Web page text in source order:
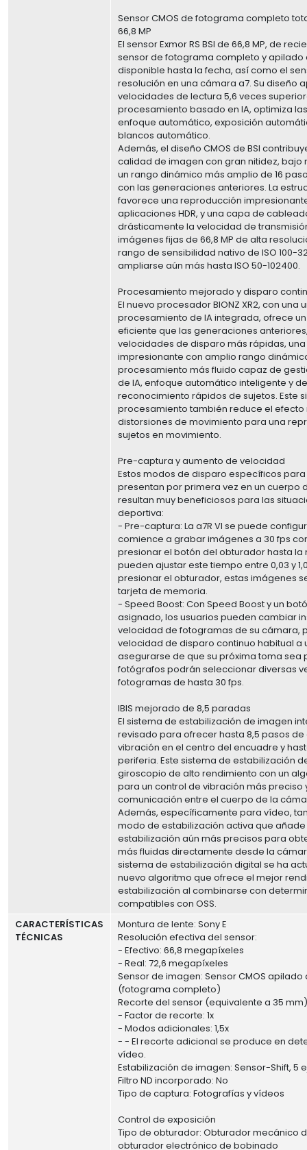
Sensor CMOS de fotograma completo
66,8 MP
El sensor Exmor RS BSI de 66,8 MP, de
sensor de fotograma completo y apilado
disponible hasta la fecha, así como el
resolución en una cámara a7. Su diseño
velocidades de lectura 5,6 veces
procesamiento basado en IA, optimiza
enfoque automático, exposición
blancos automático.
Además, el diseño CMOS de BSI
calidad de imagen con gran nitidez, bajo
un rango dinámico más amplio de 16
con las generaciones anteriores. La
favorece una reproducción
aplicaciones HDR, y una capa de
drásticamente la velocidad de
imágenes fijas de 66,8 MP de alta
rango de sensibilidad nativo de ISO 100-
ampliarse aún más hasta ISO 50-102400.
Procesamiento mejorado y disparo
El nuevo procesador BIONZ XR2, con una
procesamiento de IA integrada, ofrece
eficiente que las generaciones
velocidades de disparo más rápidas,
impresionante con amplio rango
procesamiento más fluido capaz de
de IA, enfoque automático inteligente y
reconocimiento rápidos de sujetos. Este
procesamiento también reduce el efecto
distorsiones de movimiento para una
sujetos en movimiento.
Pre-captura y aumento de velocidad
Estos modos de disparo específicos
presentan por primera vez en un cuerpo
resultan muy beneficiosos para las
deportiva:
- Pre-captura: La a7R VI se puede
comience a grabar imágenes a 30 fps
presionar el botón del obturador hasta la
pueden ajustar este tiempo entre 0,03 y
presionar el obturador, estas imágenes
tarjeta de memoria.
- Speed Boost: Con Speed Boost y un
asignado, los usuarios pueden cambiar
velocidad de fotogramas de su cámara,
velocidad de disparo continuo habitual a
asegurarse de que su próxima toma sea
fotógrafos podrán seleccionar diversas
fotogramas de hasta 30 fps.
IBIS mejorado de 8,5 paradas
El sistema de estabilización de imagen
revisado para ofrecer hasta 8,5 pasos
vibración en el centro del encuadre y
periferia. Este sistema de estabilización
giroscopio de alto rendimiento con un
para un control de vibración más preciso
comunicación entre el cuerpo de la
Además, específicamente para vídeo,
modo de estabilización activa que
estabilización aún más precisos para
más fluidas directamente desde la
sistema de estabilización digital se ha
nuevo algoritmo que ofrece el mejor
estabilización al combinarse con
compatibles con OSS.
CARACTERÍSTICAS
TÉCNICAS
Montura de lente: Sony E
Resolución efectiva del sensor:
- Efectivo: 66,8 megapíxeles
- Real: 72,6 megapíxeles
Sensor de imagen: Sensor CMOS apilado
(fotograma completo)
Recorte del sensor (equivalente a 35
- Factor de recorte: 1x
- Modos adicionales: 1,5x
- - El recorte adicional se produce en
vídeo.
Estabilización de imagen: Sensor-Shift, 5
Filtro ND incorporado: No
Tipo de captura: Fotografías y vídeos
Control de exposición
Tipo de obturador: Obturador mecánico
obturador electrónico de bobinado